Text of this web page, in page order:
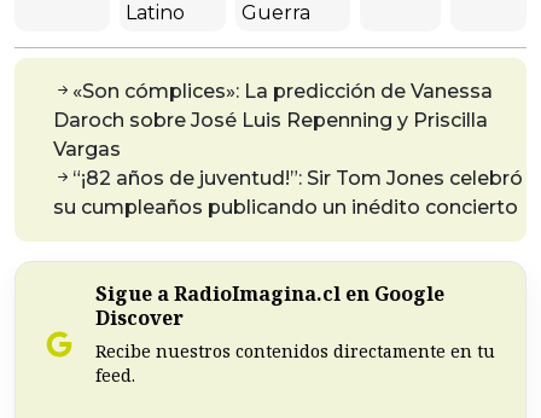
Latino
Guerra
«Son cómplices»: La predicción de Vanessa
Daroch sobre José Luis Repenning y Priscilla
Vargas
“¡82 años de juventud!”: Sir Tom Jones celebró
su cumpleaños publicando un inédito concierto
Sigue a RadioImagina.cl en Google
Discover
Recibe nuestros contenidos directamente en tu
feed.